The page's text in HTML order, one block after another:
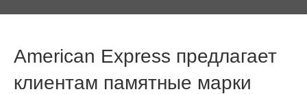
American Express предлагает
клиентам памятные марки